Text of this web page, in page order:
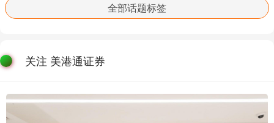
全部话题标签
关注 美港通证券